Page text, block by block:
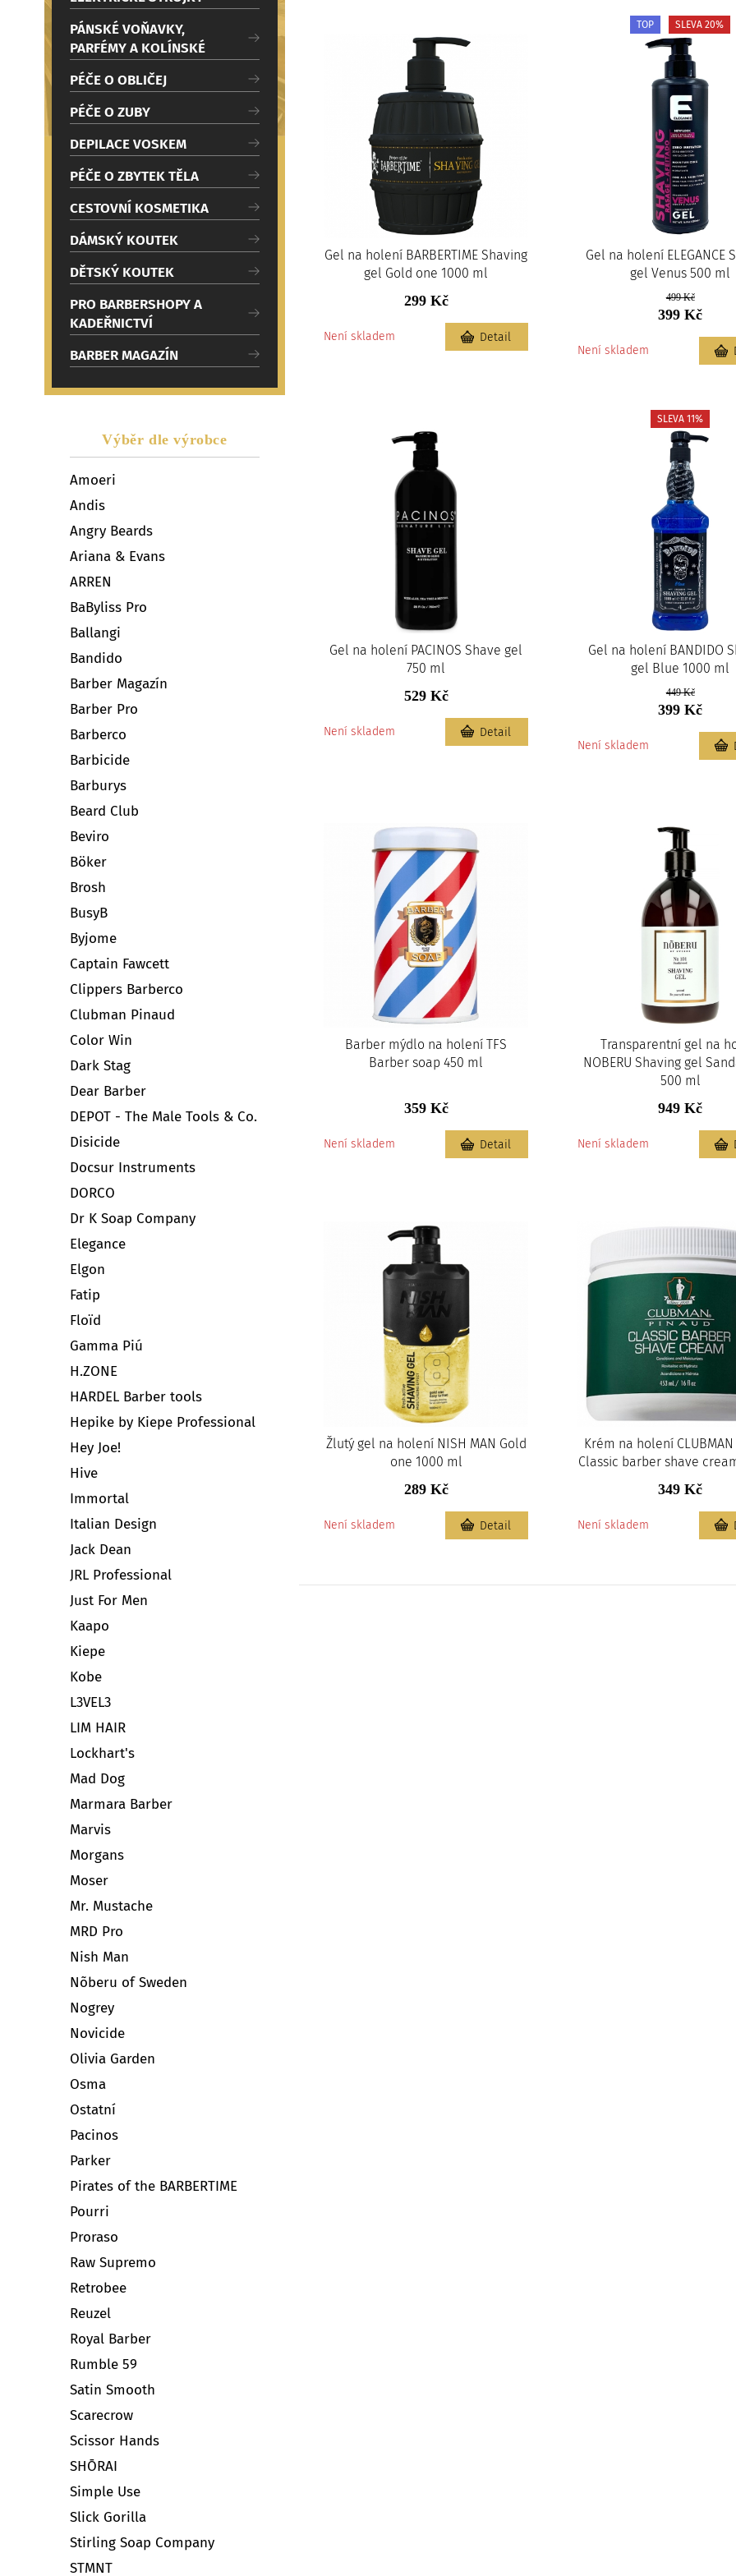
PÁNSKÉ VOŇAVKY,
PARFÉMY A KOLÍNSKÉ
PÉČE O OBLIČEJ
PÉČE O ZUBY
DEPILACE VOSKEM
PÉČE O ZBYTEK TĚLA
CESTOVNÍ KOSMETIKA
DÁMSKÝ KOUTEK
DĚTSKÝ KOUTEK
PRO BARBERSHOPY A
KADEŘNICTVÍ
BARBER MAGAZÍN
Výběr dle výrobce
Amoeri
Andis
Angry Beards
Ariana & Evans
ARREN
BaByliss Pro
Ballangi
Bandido
Barber Magazín
Barber Pro
Barberco
Barbicide
Barburys
Beard Club
Beviro
Böker
Brosh
BusyB
Byjome
Captain Fawcett
Clippers Barberco
Clubman Pinaud
Color Win
Dark Stag
Dear Barber
DEPOT - The Male Tools & Co.
Disicide
Docsur Instruments
DORCO
Dr K Soap Company
Elegance
Elgon
Fatip
Floïd
Gamma Piú
H.ZONE
HARDEL Barber tools
Hepike by Kiepe Professional
Hey Joe!
Hive
Immortal
Italian Design
Jack Dean
JRL Professional
Just For Men
Kaapo
Kiepe
Kobe
L3VEL3
LIM HAIR
Lockhart's
Mad Dog
Marmara Barber
Marvis
Morgans
Moser
Mr. Mustache
MRD Pro
Nish Man
Nõberu of Sweden
Nogrey
Novicide
Olivia Garden
Osma
Ostatní
Pacinos
Parker
Pirates of the BARBERTIME
Pourri
Proraso
Raw Supremo
Retrobee
Reuzel
Royal Barber
Rumble 59
Satin Smooth
Scarecrow
Scissor Hands
SHŌRAI
Simple Use
Slick Gorilla
Stirling Soap Company
STMNT
Gel na holení BARBERTIME Shaving
gel Gold one 1000 ml
299 Kč
Není skladem Detail
Gel na holení ELEGANCE
gel Venus 500 ml
TOP SLEVA 20%
499 Kč
399 Kč
Není skladem
Gel na holení PACINOS Shave gel
750 ml
529 Kč
Není skladem Detail
Gel na holení BANDIDO
gel Blue 1000 ml
SLEVA 11%
449 Kč
399 Kč
Není skladem
Barber mýdlo na holení TFS
Barber soap 450 ml
359 Kč
Není skladem Detail
Transparentní gel na
NOBERU Shaving gel
500 ml
949 Kč
Není skladem
Žlutý gel na holení NISH MAN Gold
one 1000 ml
289 Kč
Není skladem Detail
Krém na holení
Classic barber shave
349 Kč
Není skladem